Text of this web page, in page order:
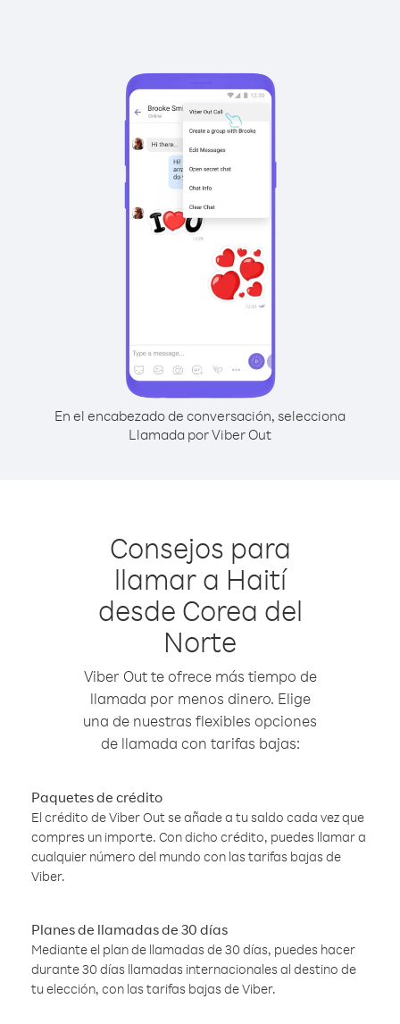
En el encabezado de conversación, selecciona
Llamada por Viber Out
Consejos para
llamar a Haití
desde Corea del
Norte
Viber Out te ofrece más tiempo de
llamada por menos dinero. Elige
una de nuestras flexibles opciones
de llamada con tarifas bajas:
Paquetes de crédito
El crédito de Viber Out se añade a tu saldo cada vez que
compres un importe. Con dicho crédito, puedes llamar a
cualquier número del mundo con las tarifas bajas de
Viber.
Planes de llamadas de 30 días
Mediante el plan de llamadas de 30 días, puedes hacer
durante 30 días llamadas internacionales al destino de
tu elección, con las tarifas bajas de Viber.